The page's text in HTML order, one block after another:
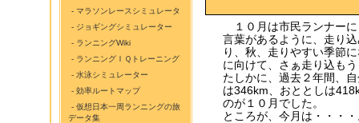
- マラソンレースシミュレータ
- ジョギングシミュレーター
- ランニングWiki
- ランニングＩＱトレーニング
- 水泳シミュレーター
- 効率ルートマップ
- 仮想日本一周ランニングの旅
データ集
１０月は市民ランナー
言葉があるように、走り
り、秋、走りやすい季節
に向けて、さぁ走り込も
たしかに、過去２年間、
は346km、おととしは
のが１０月でした。
ところが、今月は・・・